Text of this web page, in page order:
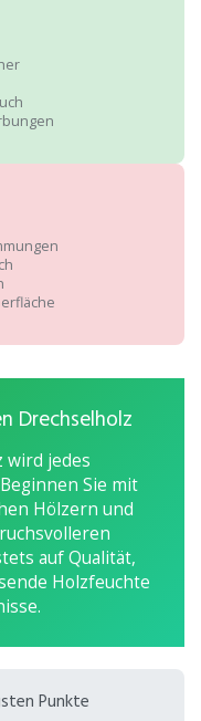
Drechselholz
wird jedes
Sie mit
Hölzern und
auf Qualität,
Holzfeuchte
Punkte